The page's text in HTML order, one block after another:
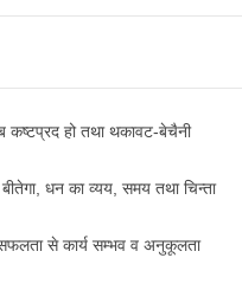
कष्टप्रद हो तथा थकावट-बेचैनी
धन का व्यय, समय तथा चिन्ता
सफलता से कार्य सम्भव व अनुकूलता